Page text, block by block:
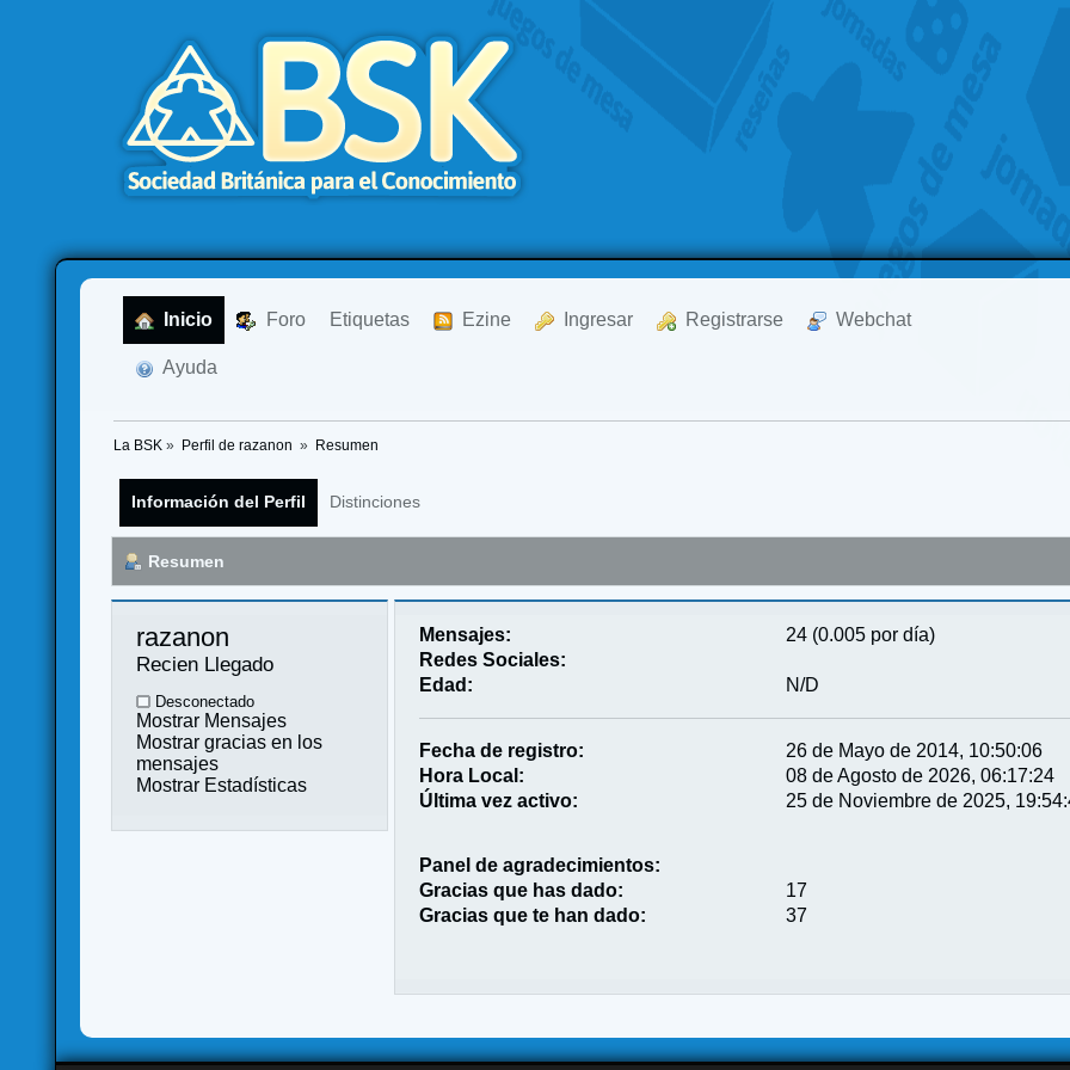
Inicio Foro Etiquetas Ezine Ingresar Registrarse Webchat
Ayuda
La BSK » Perfil de razanon » Resumen
Información del Perfil Distinciones
Resumen
razanon
Recien Llegado
Desconectado
Mostrar Mensajes
Mostrar gracias en los
mensajes
Mostrar Estadísticas
Mensajes:
24 (0.005 por día)
Redes Sociales:
Edad:
N/D
Fecha de registro:
26 de Mayo de 2014, 10:50:06
Hora Local:
08 de Agosto de 2026, 06:17:24
Última vez activo:
25 de Noviembre de 2025,
Panel de agradecimientos:
Gracias que has dado:
17
Gracias que te han dado:
37